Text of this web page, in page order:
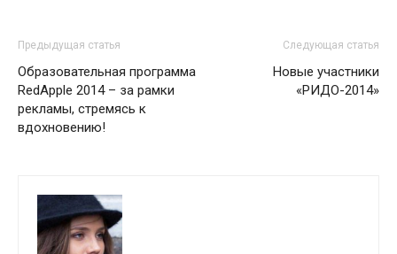
Предыдущая статья
Образовательная программа
RedApple 2014 – за рамки
рекламы, стремясь к
вдохновению!
Следующая статья
Новые участники
«РИДО-2014»